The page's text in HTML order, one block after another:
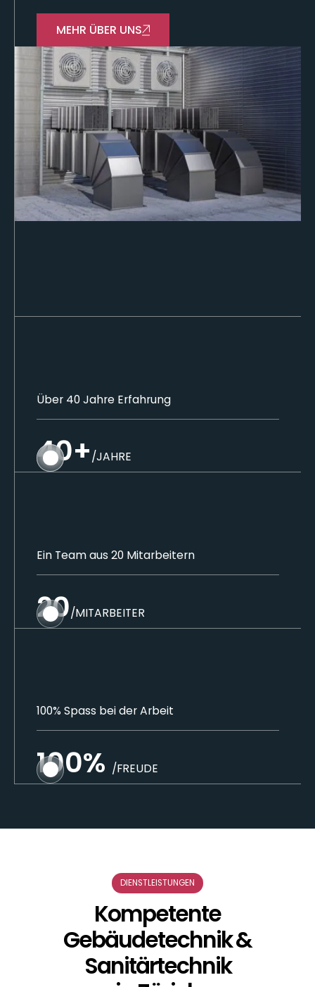
MEHR ÜBER UNS
Über 40 Jahre Erfahrung
40+/JAHRE
Ein Team aus 20 Mitarbeitern
20/MITARBEITER
100% Spass bei der Arbeit
100% /FREUDE
DIENSTLEISTUNGEN
Kompetente
Gebäudetechnik &
Sanitärtechnik